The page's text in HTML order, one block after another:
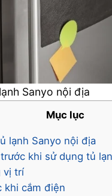
Sanyo nội địa
Mục lục
lạnh Sanyo nội địa
khi sử dụng tủ
vị trí
khi cắm điện